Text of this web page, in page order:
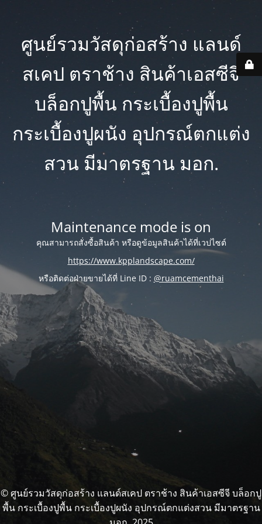
ศูนย์รวมวัสดุก่อสร้าง แลนด์
สเคป ตราช้าง สินค้าเอสซีจี
บล็อกปูพื้น กระเบื้องปูพื้น
กระเบื้องปูผนัง อุปกรณ์ตกแต่ง
สวน มีมาตรฐาน มอก.
Maintenance mode is on
คุณสามารถสั่งซื้อสินค้า หรือดูข้อมูลสินค้าได้ที่เวปไซต์
https://www.kpplandscape.com/
หรือติดต่อฝ่ายขายได้ที่ Line ID : @ruamcementhai
© ศูนย์รวมวัสดุก่อสร้าง แลนด์สเคป ตราช้าง สินค้าเอสซีจี บล็อกปู
พื้น กระเบื้องปูพื้น กระเบื้องปูผนัง อุปกรณ์ตกแต่งสวน มีมาตรฐาน